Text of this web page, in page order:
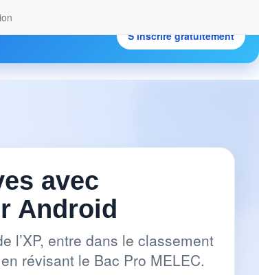
S’inscrire gratuitement
avec
Android
l’XP, entre dans le classement
révisant le Bac Pro MELEC.